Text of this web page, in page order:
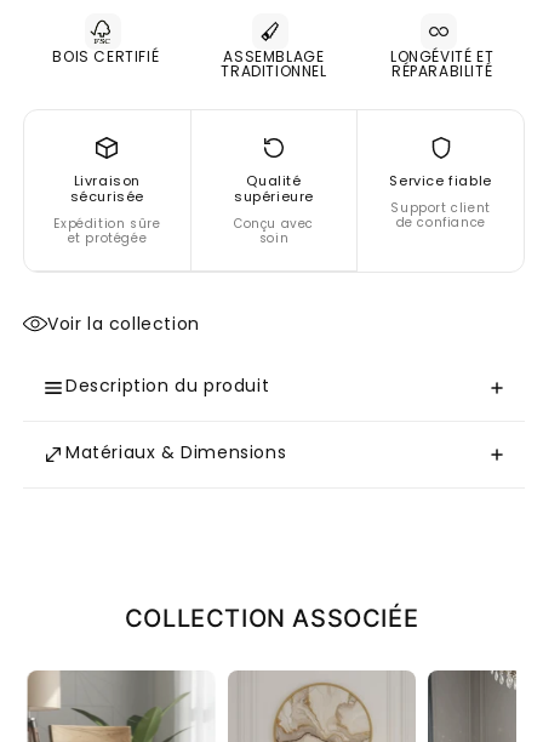
Cuir
Cuir
BOIS CERTIFIÉ ASSEMBLAGE
TRADITIONNEL
LONGÉVITÉ ET
RÉPARABILITÉ
Livraison
sécurisée
Expédition sûre
et protégée
Qualité
supérieure
Conçu avec
soin
Service fiable
Support client
de confiance
Voir la collection
Description du produit
Matériaux & Dimensions
COLLECTION ASSOCIÉE